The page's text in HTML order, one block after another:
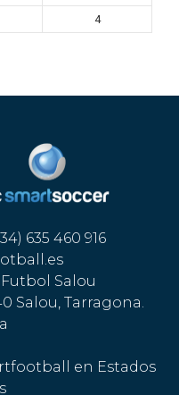
4
635 460 916
Salou
Salou, Tarragona.
en Estados